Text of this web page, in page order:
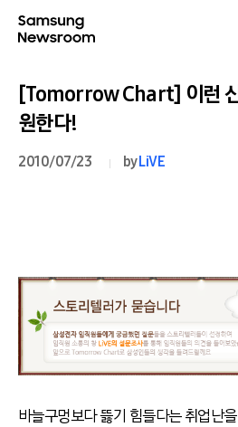
[Tomorrow Chart] 이런
원한다!
2010/07/23 byLiVE
바늘구멍보다 뜷기 힘들다는 취업난